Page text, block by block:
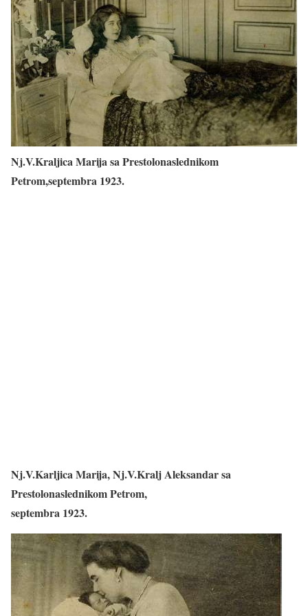
Nj.V.Kraljica Marija sa Prestolonaslednikom
Petrom,septembra 1923.
Nj.V.Karljica Marija, Nj.V.Kralj Aleksandar sa
Prestolonaslednikom Petrom,
septembra 1923.